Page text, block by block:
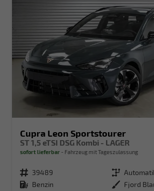
Cupra Leon Sportstourer
ST 1,5 eTSI DSG Kombi - LAGER
sofort lieferbar Fahrzeug mit Tageszulassung
Fahrzeugnr. 39489 Getriebe
Kraftstoff Benzin Außenfarbe Fjord